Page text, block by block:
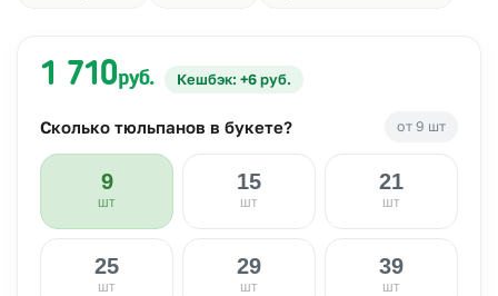
1 710руб. Кешбэк: +6 руб.
Сколько тюльпанов в букете? от 9 шт
9
шт
15
шт
21
шт
25
шт
29
шт
39
шт